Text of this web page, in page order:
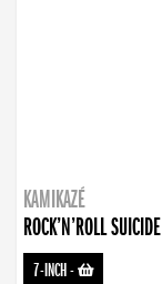
KAMIKAZÉ
ROCK’N’ROLL SUICIDE
7-INCH-